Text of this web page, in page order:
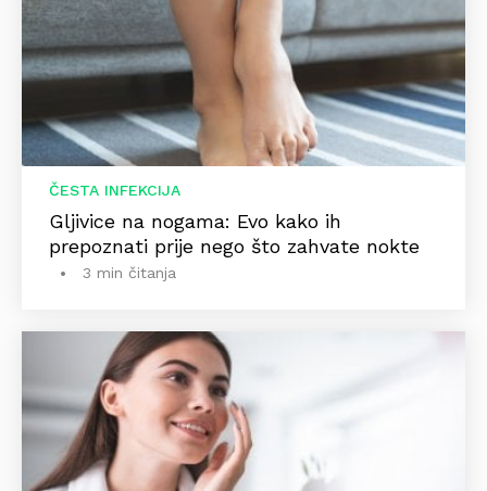
ČESTA INFEKCIJA
Gljivice na nogama: Evo kako ih
prepoznati prije nego što zahvate nokte
3 min čitanja